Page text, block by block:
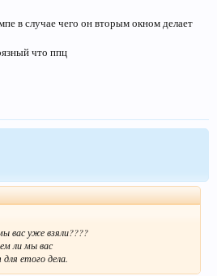
в случае чего он вторым окном делает
что ппц
вас уже взяли????
ли мы вас
етого дела.